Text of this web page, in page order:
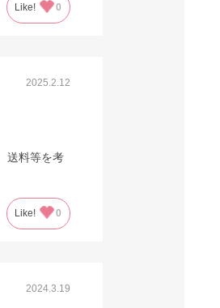
Like! 0
2025.2.12
送料等を考
Like! 0
2024.3.19